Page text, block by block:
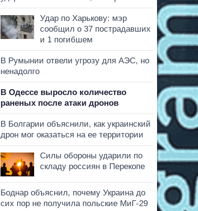
Удар по Харькову: мэр
сообщил о 37 пострадавших
и 1 погибшем
В Румынии отвели угрозу для АЭС, но
ненадолго
В Одессе выросло количество
раненых после атаки дронов
В Болгарии объяснили, как украинский
дрон мог оказаться на ее территории
Силы обороны ударили по
складу россиян в Перекопе
Боднар объяснил, почему Украина до
сих пор не получила польские МиГ-29